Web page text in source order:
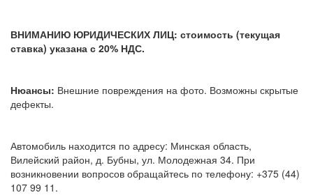
ВНИМАНИЮ ЮРИДИЧЕСКИХ ЛИЦ: стоимость (текущая
ставка) указана с 20% НДС.
Нюансы: Внешние повреждения на фото. Возможны скрытые
дефекты.
Автомобиль находится по адресу: Минская область,
Вилейский район, д. Бубны, ул. Молодежная 34. При
возникновении вопросов обращайтесь по телефону: +375 (44)
107 99 11.